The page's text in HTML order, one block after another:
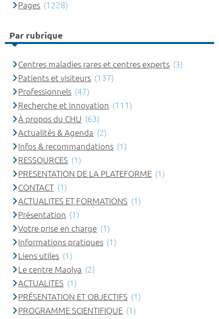
Pages (1228)
Par rubrique
Centres maladies rares et centres experts (3)
Patients et visiteurs (137)
Professionnels (47)
Recherche et innovation (111)
À propos du CHU (63)
Actualités & Agenda (2)
Infos & recommandations (1)
RESSOURCES (1)
PRESENTATION DE LA PLATEFORME (1)
CONTACT (1)
ACTUALITES ET FORMATIONS (1)
Présentation (1)
Votre prise en charge (1)
Informations pratiques (1)
Liens utiles (1)
Le centre Maolya (2)
ACTUALITES (1)
PRÉSENTATION ET OBJECTIFS (1)
PROGRAMME SCIENTIFIQUE (1)